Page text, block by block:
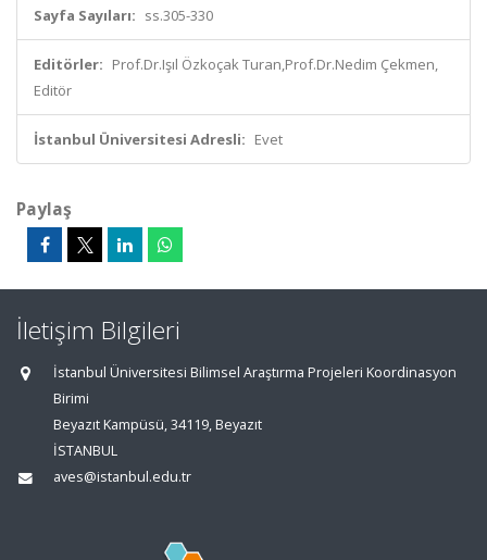
Sayfa Sayıları: ss.305-330
Editörler: Prof.Dr.Işıl Özkoçak Turan,Prof.Dr.Nedim Çekmen,
Editör
İstanbul Üniversitesi Adresli: Evet
Paylaş
İletişim Bilgileri
İstanbul Üniversitesi Bilimsel Araştırma Projeleri Koordinasyon
Birimi
Beyazıt Kampüsü, 34119, Beyazıt
İSTANBUL
aves@istanbul.edu.tr